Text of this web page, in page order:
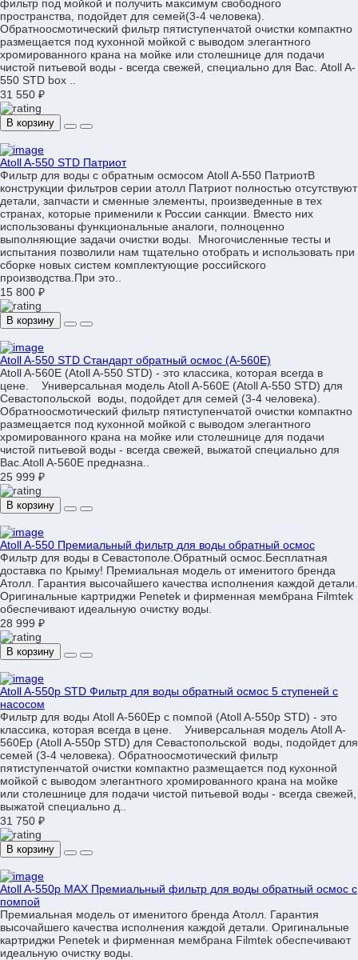
фильтр под мойкой и получить максимум свободного
пространства, подойдет для семей(3-4 человека).
Обратноосмотический фильтр пятиступенчатой очистки компактно
размещается под кухонной мойкой с выводом элегантного
хромированного крана на мойке или столешнице для подачи
чистой питьевой воды - всегда свежей, специально для Вас. Atoll A-
550 STD box ..
31 550 ₽
В корзину
Atoll A-550 STD Патриот
Фильтр для воды с обратным осмосом Atoll A-550 ПатриотВ
конструкции фильтров серии атолл Патриот полностью отсутствуют
детали, запчасти и сменные элементы, произведенные в тех
странах, которые применили к России санкции. Вместо них
использованы функциональные аналоги, полноценно
выполняющие задачи очистки воды. Многочисленные тесты и
испытания позволили нам тщательно отобрать и использовать при
сборке новых систем комплектующие российского
производства.При это..
15 800 ₽
В корзину
Atoll A-550 STD Стандарт обратный осмос (A-560E)
Atoll A-560E (Atoll A-550 STD) - это классика, которая всегда в
цене. Универсальная модель Atoll A-560E (Atoll A-550 STD) для
Севастопольской воды, подойдет для семей (3-4 человека).
Обратноосмотический фильтр пятиступенчатой очистки компактно
размещается под кухонной мойкой с выводом элегантного
хромированного крана на мойке или столешнице для подачи
чистой питьевой воды - всегда свежей, выжатой специально для
Вас.Atoll A-560E предназна..
25 999 ₽
В корзину
Atoll A-550 Премиальный фильтр для воды обратный осмос
Фильтр для воды в Севастополе.Обратный осмос.Бесплатная
доставка по Крыму! Премиальная модель от именитого бренда
Атолл. Гарантия высочайшего качества исполнения каждой детали.
Оригинальные картриджи Penetek и фирменная мембрана Filmtek
обеспечивают идеальную очистку воды.
28 999 ₽
В корзину
Atoll A-550p STD Фильтр для воды обратный осмос 5 ступеней с
насосом
Фильтр для воды Atoll A-560Ep c помпой (Atoll A-550p STD) - это
классика, которая всегда в цене. Универсальная модель Atoll A-
560Ep (Atoll A-550p STD) для Севастопольской воды, подойдет для
семей (3-4 человека). Обратноосмотический фильтр
пятиступенчатой очистки компактно размещается под кухонной
мойкой с выводом элегантного хромированного крана на мойке
или столешнице для подачи чистой питьевой воды - всегда свежей,
выжатой специально д..
31 750 ₽
В корзину
Atoll A-550р MAX Премиальный фильтр для воды обратный осмос с
помпой
Премиальная модель от именитого бренда Атолл. Гарантия
высочайшего качества исполнения каждой детали. Оригинальные
картриджи Penetek и фирменная мембрана Filmtek обеспечивают
идеальную очистку воды.